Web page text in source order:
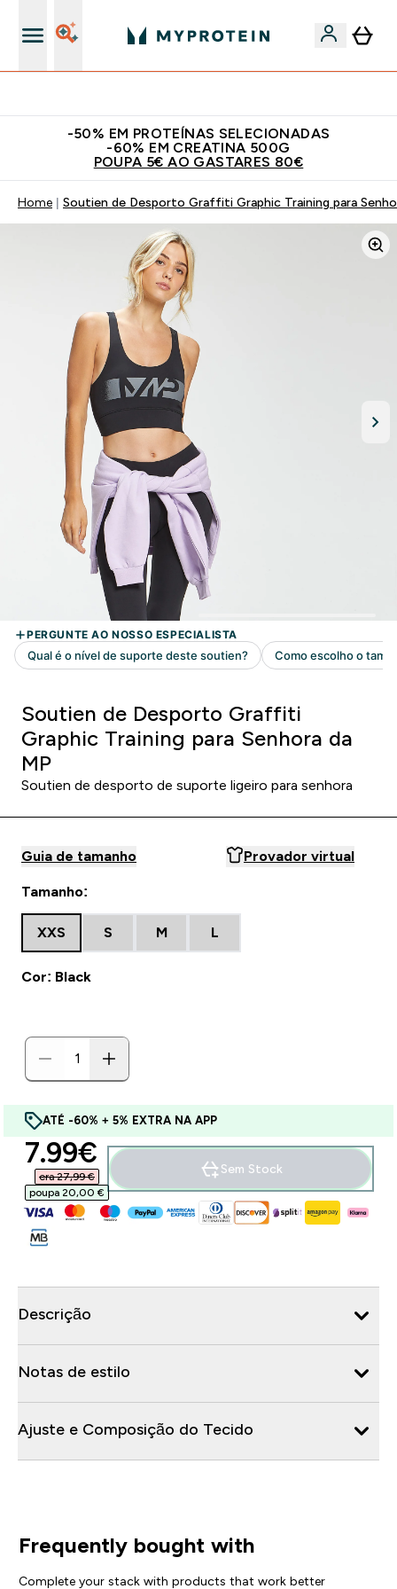
-50% EM PROTEÍNAS SELECIONADAS
-60% EM CREATINA 500G
POUPA 5€ AO GASTARES 80€
Home Soutien de Desporto Graffiti Graphic Training para
Soutien de Desporto Graffiti
Graphic Training para Senhora da
MP
Soutien de desporto de suporte ligeiro para senhora
Guia de tamanho Provador virtual
Tamanho:
XXS S M L
Cor: Black
ATÉ -60% + 5% EXTRA NA APP
discounted price
7.99€‎
era 27,99 €‎
poupa 20,00 €‎
Sem Stock
Descrição
Notas de estilo
Ajuste e Composição do Tecido
Frequently bought with
Complete your stack with products that work better